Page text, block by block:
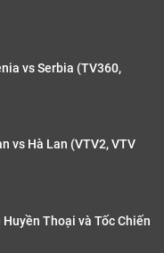
vs Serbia (TV360,
vs Hà Lan (VTV2, VTV
Thoại và Tốc Chiến